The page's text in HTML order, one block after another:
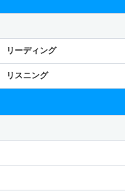
リーディング
リスニング